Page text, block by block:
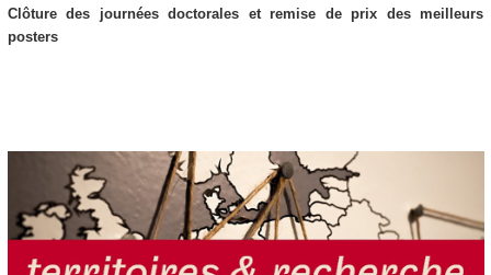
Clôture des journées doctorales et remise de prix des meilleurs
posters